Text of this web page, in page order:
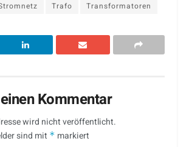
Trafo Transformatoren
Kommentar
wird nicht veröffentlicht.
sind mit * markiert